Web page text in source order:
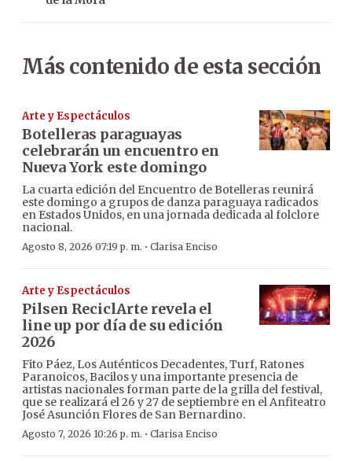
Más contenido de esta sección
Arte y Espectáculos
Botelleras paraguayas
celebrarán un encuentro en
Nueva York este domingo
La cuarta edición del Encuentro de Botelleras reunirá
este domingo a grupos de danza paraguaya radicados
en Estados Unidos, en una jornada dedicada al folclore
nacional.
Agosto 8, 2026 07:19 p. m. · Clarisa Enciso
Arte y Espectáculos
Pilsen ReciclArte revela el
line up por día de su edición
2026
Fito Páez, Los Auténticos Decadentes, Turf, Ratones
Paranoicos, Bacilos y una importante presencia de
artistas nacionales forman parte de la grilla del festival,
que se realizará el 26 y 27 de septiembre en el Anfiteatro
José Asunción Flores de San Bernardino.
Agosto 7, 2026 10:26 p. m. · Clarisa Enciso